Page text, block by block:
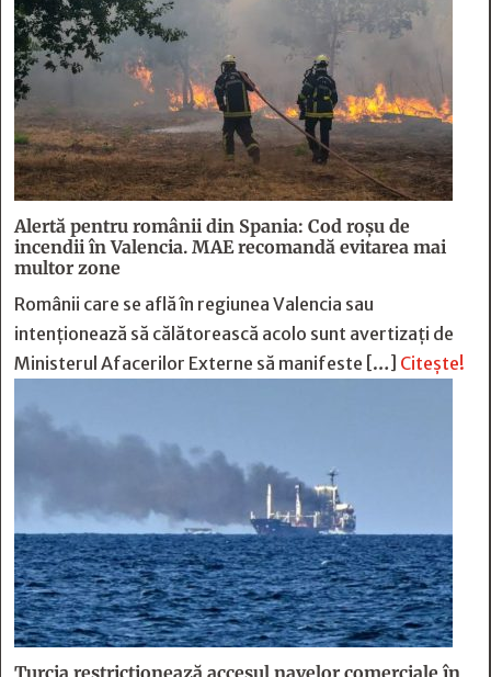
Alertă pentru românii din Spania: Cod roșu de
incendii în Valencia. MAE recomandă evitarea mai
multor zone
Românii care se află în regiunea Valencia sau
intenționează să călătorească acolo sunt avertizați de
Ministerul Afacerilor Externe să manifeste […] Citește!